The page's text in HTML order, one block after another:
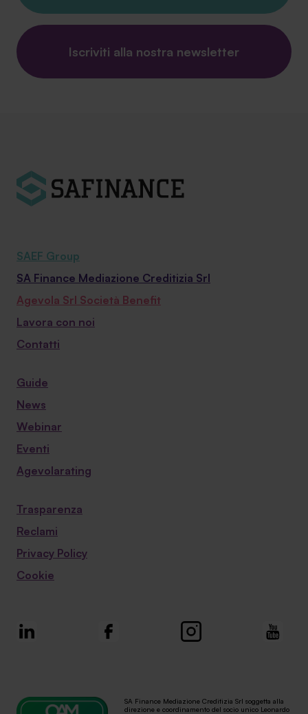
Iscriviti alla nostra newsletter
SAEF Group
SA Finance Mediazione Creditizia Srl
Agevola Srl Società Benefit
Lavora con noi
Contatti
Guide
News
Webinar
Eventi
Agevolarating
Trasparenza
Reclami
Privacy Policy
Cookie
SA Finance Mediazione Creditizia Srl soggetta alla
direzione e coordinamento del socio unico Leonardo